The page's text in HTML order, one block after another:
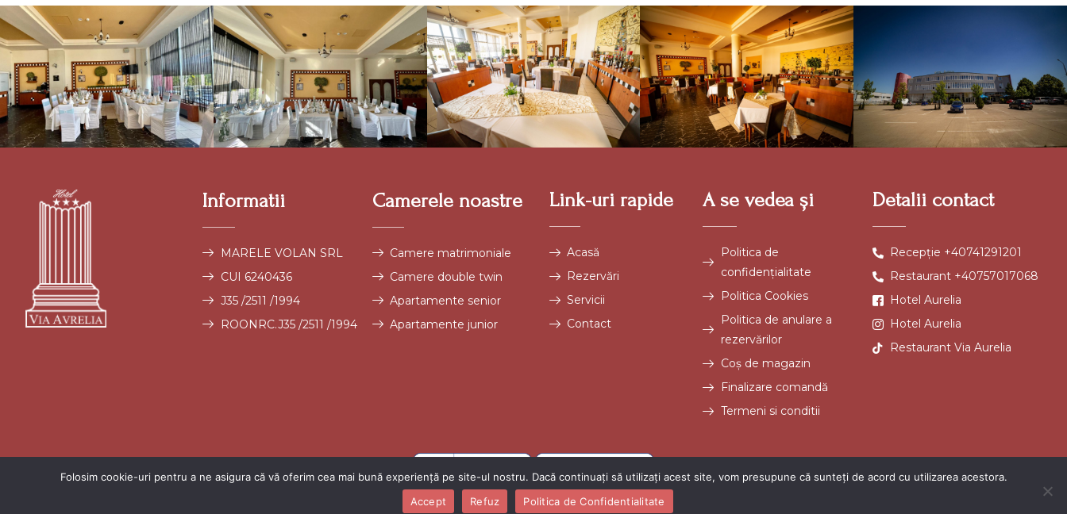
Informatii
MARELE VOLAN SRL
CUI 6240436
J35 /2511 /1994
ROONRC.J35 /2511 /1994
Camerele noastre
Camere matrimoniale
Camere double twin
Apartamente senior
Apartamente junior
Link-uri rapide
Acasă
Rezervări
Servicii
Contact
A se vedea și
Politica de
confidențialitate
Politica Cookies
Politica de anulare a
rezervărilor
Coș de magazin
Finalizare comandă
Termeni si conditii
Detalii contact
Recepție +40741291201
Restaurant +40757017068
Hotel Aurelia
Hotel Aurelia
Restaurant Via Aurelia
© COPYRIGHT 2025 HOTELSIRESTAURANTVIAAURELIA.RO
Folosim cookie-uri pentru a ne asigura că vă oferim cea mai bună experiență pe site-ul nostru. Dacă continuați să utilizați acest site, vom presupune că sunteți de acord cu utilizarea acestora.
Accept
Refuz Politica de Confidentialitate